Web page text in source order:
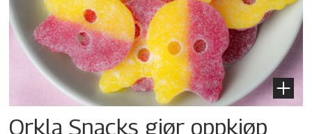
Orkla Snacks gjør oppkjøp